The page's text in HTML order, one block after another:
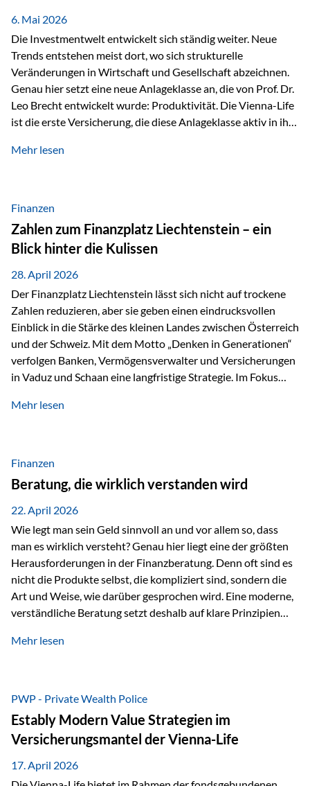
6. Mai 2026
Die Investmentwelt entwickelt sich ständig weiter. Neue
Trends entstehen meist dort, wo sich strukturelle
Veränderungen in Wirtschaft und Gesellschaft abzeichnen.
Genau hier setzt eine neue Anlageklasse an, die von Prof. Dr.
Leo Brecht entwickelt wurde: Produktivität. Die Vienna-Life
ist die erste Versicherung, die diese Anlageklasse aktiv in ihre
Vorreiter. Warum auf das Thema Produktivität setzen? Die
Wirtschaftswachstum, verändern die Spielregeln für
Investoren. Produktivität adressiert genau diese
Herausforderungen, da wirtschaftliches Wachstum
langfristig durch Produktivitätssteigerung entsteht, also
durch die Fähigkeit von Unternehmen, mehr…
Mehr lesen
Finanzen
Zahlen zum Finanzplatz Liechtenstein – ein
Blick hinter die Kulissen
28. April 2026
Der Finanzplatz Liechtenstein lässt sich nicht auf trockene
Zahlen reduzieren, aber sie geben einen eindrucksvollen
Einblick in die Stärke des kleinen Landes zwischen Österreich
und der Schweiz. Mit dem Motto „Denken in Generationen“
verfolgen Banken, Vermögensverwalter und Versicherungen
in Vaduz und Schaan eine langfristige Strategie. Im Fokus
Marktzugang Liechtenstein hat sich in den letzten Jahren zu
verfügbaren Kennzahlen (Stand Ende 2024, veröffentlicht
2025/2026)…
Mehr lesen
Finanzen
Beratung, die wirklich verstanden wird
22. April 2026
Wie legt man sein Geld sinnvoll an und vor allem so, dass
man es wirklich versteht? Genau hier liegt eine der größten
Herausforderungen in der Finanzberatung. Denn oft sind es
nicht die Produkte selbst, die kompliziert sind, sondern die
Art und Weise, wie darüber gesprochen wird. Eine moderne,
verständliche Beratung setzt deshalb auf klare Prinzipien
fünf zentrale Faktoren: eine saubere Struktur, breite
diesem Thema liefern unter anderem die praxisnahen
Ansätze von Finanzexperte Klaus Rost, der seit vielen Jahren
für eine verständliche und…
Mehr lesen
PWP - Private Wealth Police
Estably Modern Value Strategien im
Versicherungsmantel der Vienna-Life
17. April 2026